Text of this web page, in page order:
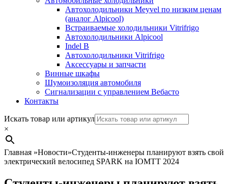
Автохолодильники Meyvel по низким ценам
(аналог Alpicool)
Встраиваемые холодильники Vitrifrigo
Автохолодильники Alpicool
Indel B
Автохолодильники Vitrifrigo
Аксессуары и запчасти
Винные шкафы
Шумоизоляция автомобиля
Сигнализации с управлением Вебасто
Контакты
Search
Искать товар или артикул
×
Главная »Новости»Студенты-инженеры планируют взять свой
электрический велосипед SPARK на IOMTT 2024